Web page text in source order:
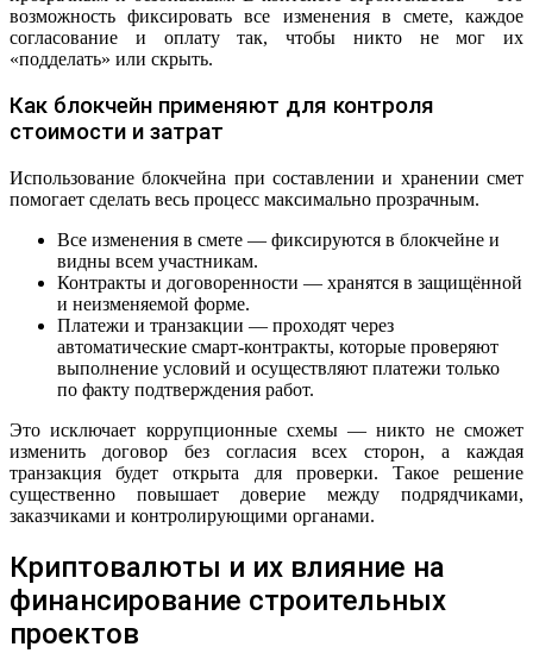
возможность фиксировать все изменения в смете, каждое
согласование и оплату так, чтобы никто не мог их
«подделать» или скрыть.
Как блокчейн применяют для контроля
стоимости и затрат
Использование блокчейна при составлении и хранении смет
помогает сделать весь процесс максимально прозрачным.
Все изменения в смете — фиксируются в блокчейне и
видны всем участникам.
Контракты и договоренности — хранятся в защищённой
и неизменяемой форме.
Платежи и транзакции — проходят через
автоматические смарт-контракты, которые проверяют
выполнение условий и осуществляют платежи только
по факту подтверждения работ.
Это исключает коррупционные схемы — никто не сможет
изменить договор без согласия всех сторон, а каждая
транзакция будет открыта для проверки. Такое решение
существенно повышает доверие между подрядчиками,
заказчиками и контролирующими органами.
Криптовалюты и их влияние на
финансирование строительных
проектов